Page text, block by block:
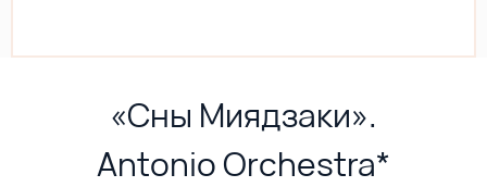
«Сны Миядзаки».
Antonio Orchestra*